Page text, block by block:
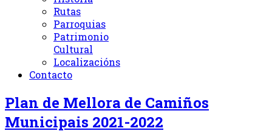
Rutas
Parroquias
Patrimonio
Cultural
Localizacións
Contacto
Plan de Mellora de Camiños
Municipais 2021-2022